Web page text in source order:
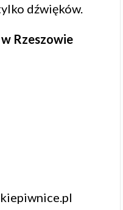
dźwięków.
Rzeszowie